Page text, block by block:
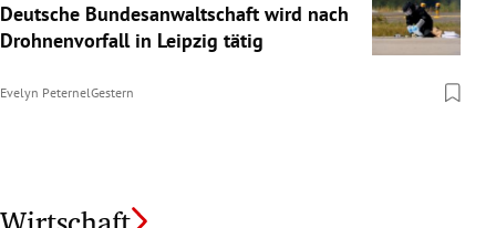
Deutsche Bundesanwaltschaft wird nach
Drohnenvorfall in Leipzig tätig
Evelyn PeternelGestern